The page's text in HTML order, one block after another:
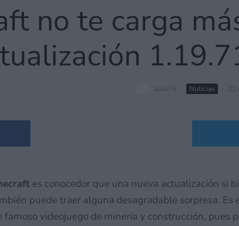
no te carga
alias79 Noticias 21
es conocedor que una nueva actualización si
puede traer alguna desagradable sorpresa. Es
videojuego de minería y construcción, pues